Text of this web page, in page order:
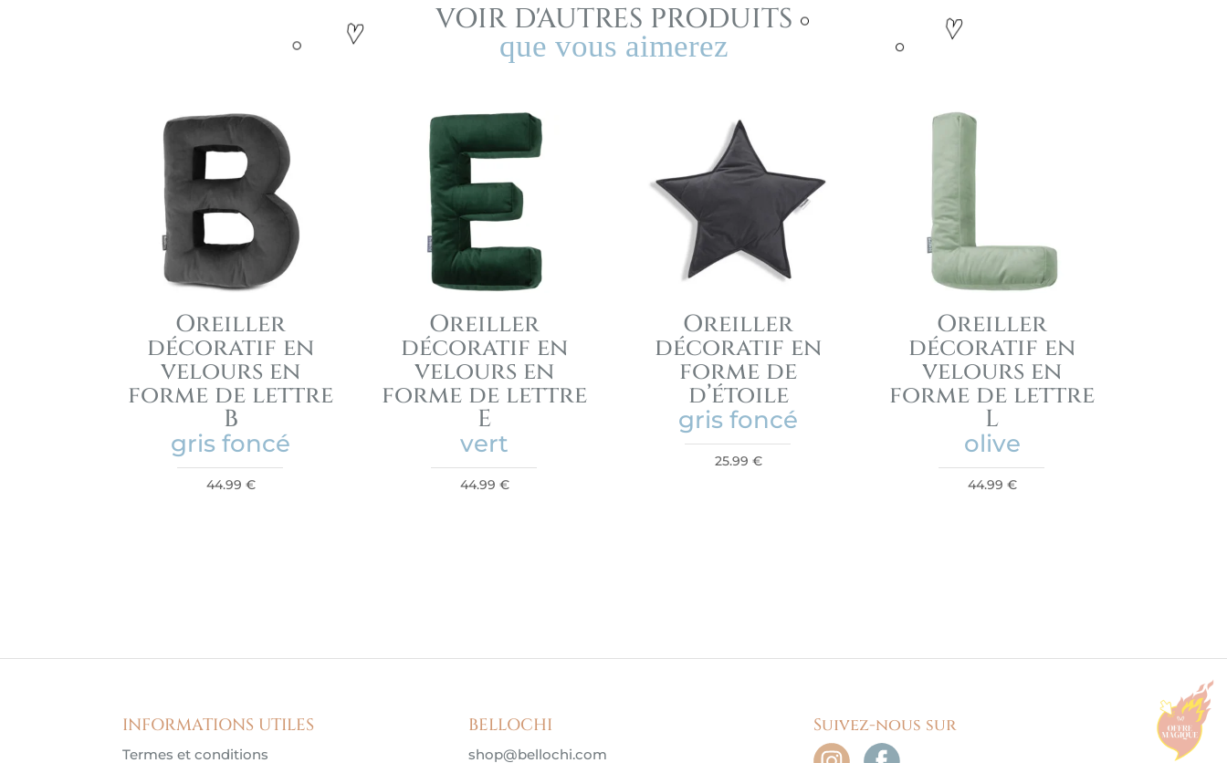
lettre
N
VOIR D'AUTRES PRODUITS
que vous aimerez
Oreiller
décoratif en
velours en
forme de lettre
B
gris foncé
44.99 €
Oreiller
décoratif en
velours en
forme de lettre
E
vert
44.99 €
Oreiller
décoratif en
forme de
d’étoile
gris foncé
25.99 €
Oreiller
décoratif en
velours en
forme de lettre
L
olive
44.99 €
INFORMATIONS UTILES
Termes et conditions
BELLOCHI
shop@bellochi.com
Suivez-nous sur